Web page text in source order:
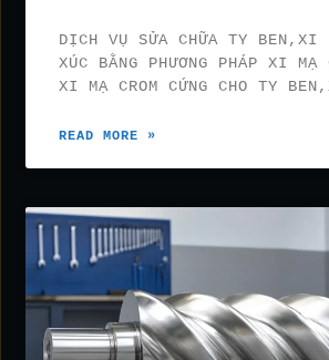
DỊCH VỤ SỬA CHỮA TY BEN,XI
XÚC BẰNG PHƯƠNG PHÁP XI MẠ
XI MẠ CROM CỨNG CHO TY
READ MORE »